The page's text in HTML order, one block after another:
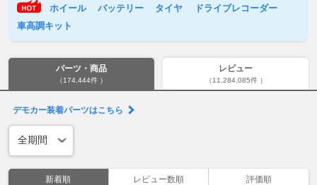
ホイール バッテリー タイヤ
ドライブレコーダー
車高調キット
パーツ・商品
（174,444件 ）
レビュー
（11,284,085件 ）
デモカー装着パーツはこちら
新着順 レビュー数順 評価順